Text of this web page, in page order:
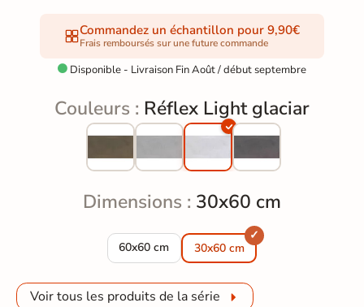
Commandez un échantillon pour 9,90€
Frais remboursés sur une future commande
 Disponible - Livraison Fin Août / début septembre
Couleurs : Réflex Light glaciar
Dimensions : 30x60 cm
60x60 cm
Carrelage sol effet métal Réflex Light glaciar
30x60 cm
Voir tous les produits de la série